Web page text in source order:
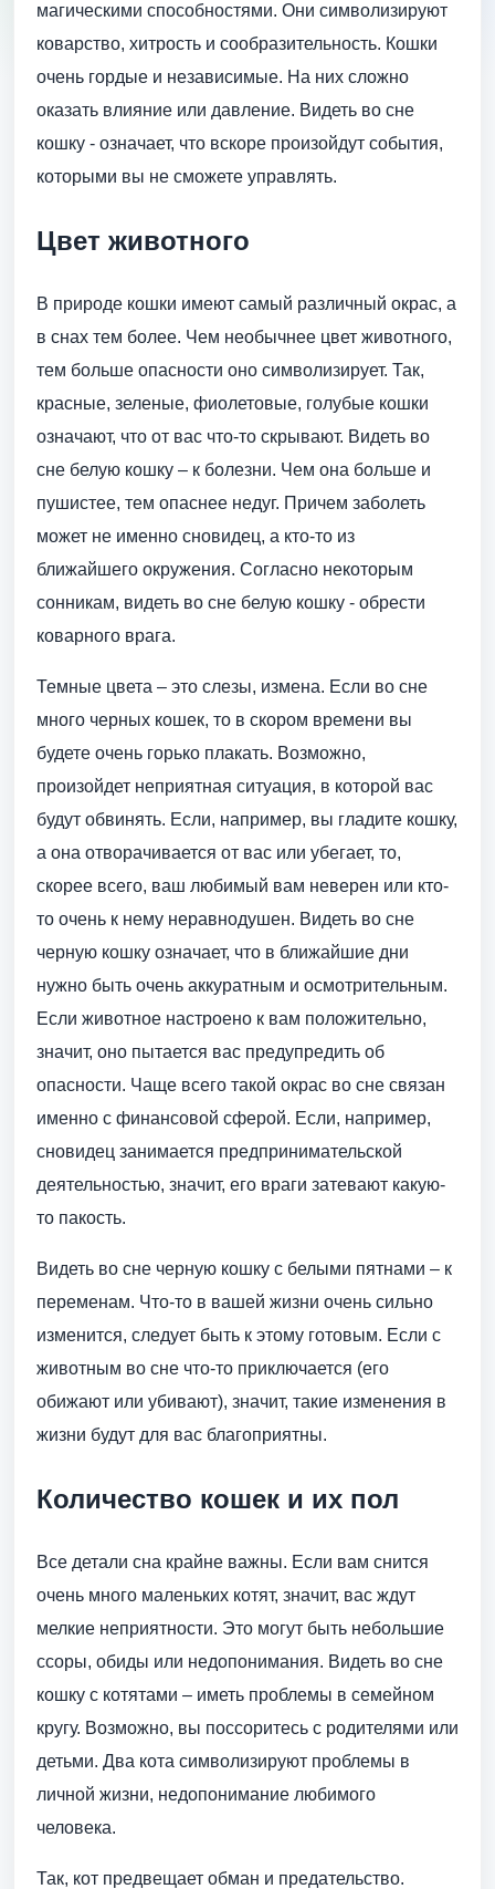
магическими способностями. Они символизируют
коварство, хитрость и сообразительность. Кошки
очень гордые и независимые. На них сложно
оказать влияние или давление. Видеть во сне
кошку - означает, что вскоре произойдут события,
которыми вы не сможете управлять.
Цвет животного
В природе кошки имеют самый различный окрас, а
в снах тем более. Чем необычнее цвет животного,
тем больше опасности оно символизирует. Так,
красные, зеленые, фиолетовые, голубые кошки
означают, что от вас что-то скрывают. Видеть во
сне белую кошку – к болезни. Чем она больше и
пушистее, тем опаснее недуг. Причем заболеть
может не именно сновидец, а кто-то из
ближайшего окружения. Согласно некоторым
сонникам, видеть во сне белую кошку - обрести
коварного врага.
Темные цвета – это слезы, измена. Если во сне
много черных кошек, то в скором времени вы
будете очень горько плакать. Возможно,
произойдет неприятная ситуация, в которой вас
будут обвинять. Если, например, вы гладите кошку,
а она отворачивается от вас или убегает, то,
скорее всего, ваш любимый вам неверен или кто-
то очень к нему неравнодушен. Видеть во сне
черную кошку означает, что в ближайшие дни
нужно быть очень аккуратным и осмотрительным.
Если животное настроено к вам положительно,
значит, оно пытается вас предупредить об
опасности. Чаще всего такой окрас во сне связан
именно с финансовой сферой. Если, например,
сновидец занимается предпринимательской
деятельностью, значит, его враги затевают какую-
то пакость.
Видеть во сне черную кошку с белыми пятнами – к
переменам. Что-то в вашей жизни очень сильно
изменится, следует быть к этому готовым. Если с
животным во сне что-то приключается (его
обижают или убивают), значит, такие изменения в
жизни будут для вас благоприятны.
Количество кошек и их пол
Все детали сна крайне важны. Если вам снится
очень много маленьких котят, значит, вас ждут
мелкие неприятности. Это могут быть небольшие
ссоры, обиды или недопонимания. Видеть во сне
кошку с котятами – иметь проблемы в семейном
кругу. Возможно, вы поссоритесь с родителями или
детьми. Два кота символизируют проблемы в
личной жизни, недопонимание любимого
человека.
Так, кот предвещает обман и предательство.